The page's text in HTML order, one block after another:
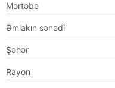
Mərtəbə
Əmlakın sənədi
Şəhər
Rayon